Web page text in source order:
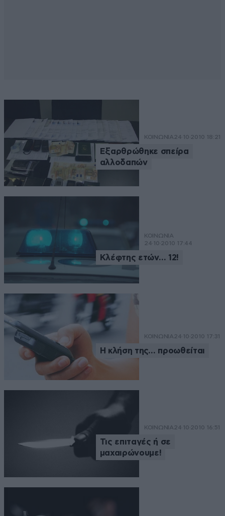
ΚΟΙΝΩΝΙΑ 24·10·2010 18:21
Εξαρθρώθηκε σπείρα
αλλοδαπών
ΚΟΙΝΩΝΙΑ
24·10·2010 17:44
Κλέφτης ετών… 12!
ΚΟΙΝΩΝΙΑ 24·10·2010 17:31
Η κλήση της… προωθείται
ΚΟΙΝΩΝΙΑ24·10·2010 16:51
Τις επιταγές ή σε
μαχαιρώνουμε!